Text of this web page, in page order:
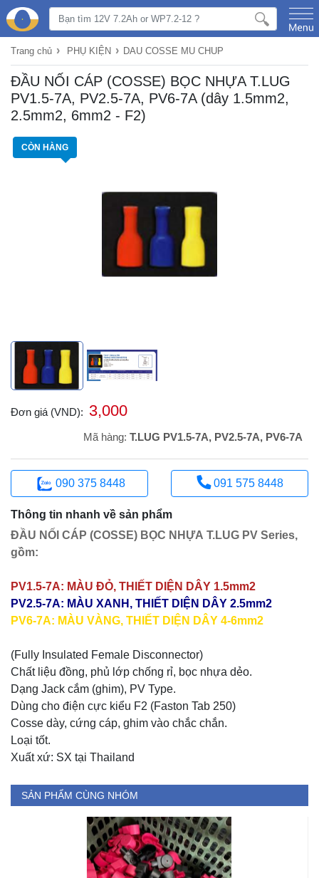
Trang chủ › PHỤ KIỆN › DAU COSSE MU CHUP
ĐẦU NỐI CÁP (COSSE) BỌC NHỰA T.LUG
PV1.5-7A, PV2.5-7A, PV6-7A (dây 1.5mm2,
2.5mm2, 6mm2 - F2)
CÒN HÀNG
Đơn giá (VND): 3,000
Mã hàng: T.LUG PV1.5-7A, PV2.5-7A, PV6-7A
090 375 8448 091 575 8448
Thông tin nhanh về sản phẩm
ĐẦU NỐI CÁP (COSSE) BỌC NHỰA T.LUG PV Series,
gồm:
PV1.5-7A: MÀU ĐỎ, THIẾT DIỆN DÂY 1.5mm2
PV2.5-7A: MÀU XANH, THIẾT DIỆN DÂY 2.5mm2
PV6-7A: MÀU VÀNG, THIẾT DIỆN DÂY 4-6mm2
(Fully Insulated Female Disconnector)
Chất liệu đồng, phủ lớp chống rỉ, bọc nhựa dẻo.
Dạng Jack cắm (ghim), PV Type.
Dùng cho điện cực kiểu F2 (Faston Tab 250)
Cosse dày, cứng cáp, ghim vào chắc chắn.
Loại tốt.
Xuất xứ: SX tại Thailand
SẢN PHẨM CÙNG NHÓM